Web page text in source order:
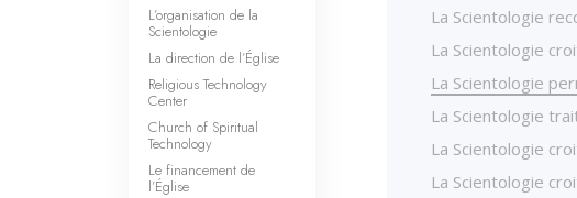
La Scientologie
La Scientologie
La Scientologie
La Scientologie
La Scientologie
La Scientologie
L’organisation de la
Scientologie
La direction de l’Église
Religious Technology
Center
Church of Spiritual
Technology
Le financement de
l’Église